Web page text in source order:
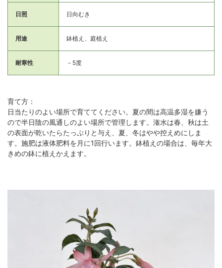
日照 日向むき
用途 鉢植え、庭植え
耐寒性 －5度
育て方：
日当たりのよい場所で育ててください。夏の間は高温多湿を嫌う
ので半日陰の風通しのよい場所で管理します。潅水は春、秋は土
の表面が乾いたらたっぷりと与え、夏、冬はやや控えめにしま
す。施肥は液体肥料を月に1回行います。鉢植えの場合は、毎年大
きめの鉢に植えかえます。